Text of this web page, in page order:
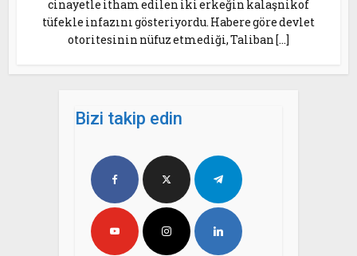
cinayetle itham edilen iki erkeğin kalaşnikof
tüfekle infazını gösteriyordu. Habere göre devlet
otoritesinin nüfuz etmediği, Taliban […]
Bizi takip edin